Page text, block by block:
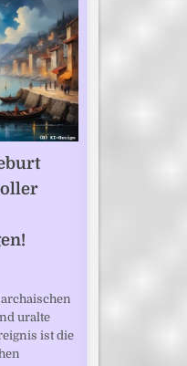
uralte
ist die